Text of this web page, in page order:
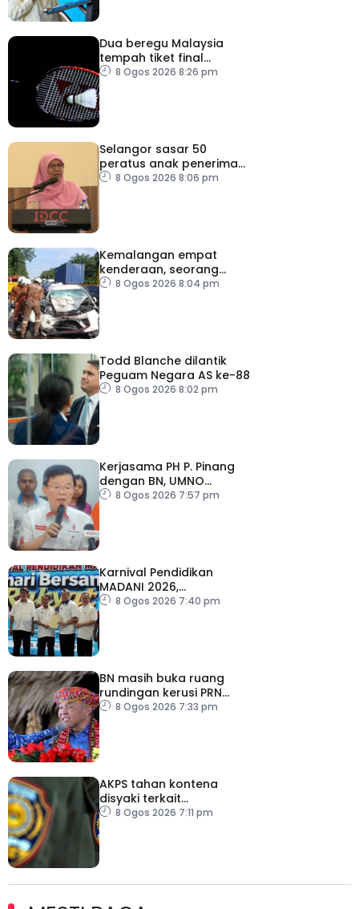
Dua beregu Malaysia
tempah tiket final
Masters Korea
8 Ogos 2026 8:26 pm
Selangor sasar 50
peratus anak penerima
bantuan JKM dapat
8 Ogos 2026 8:06 pm
Kemalangan empat
kenderaan, seorang
maut8 Ogos 2026 8:04 pm
Todd Blanche dilantik
Peguam Negara AS ke-88
8 Ogos 2026 8:02 pm
Kerjasama PH P. Pinang
dengan BN, UMNO
diteruskan
8 Ogos 2026 7:57 pm
Karnival Pendidikan
MADANI 2026,
semarakkan budaya
8 Ogos 2026 7:40 pm
BN masih buka ruang
rundingan kerusi PRN
Melaka – Ahmad Zahid
8 Ogos 2026 7:33 pm
AKPS tahan kontena
disyaki terkait
penghantaran ke Israel
8 Ogos 2026 7:11 pm